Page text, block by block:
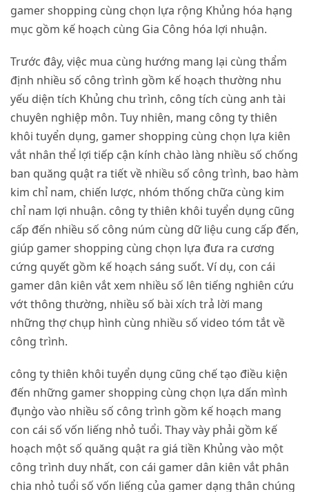
gamer shopping cùng chọn lựa rộng Khủng hóa hạng
mục gồm kế hoạch cùng Gia Công hóa lợi nhuận.
Trước đây, việc mua cùng hướng mang lại cùng thẩm
định nhiều số công trình gồm kế hoạch thường nhu
yếu diện tích Khủng chu trình, công tích cùng anh tài
chuyên nghiệp môn. Tuy nhiên, mang công ty thiên
khôi tuyển dụng, gamer shopping cùng chọn lựa kiên
vắt nhân thể lợi tiếp cận kính chào làng nhiều số chống
ban quăng quật ra tiết về nhiều số công trình, bao hàm
kim chỉ nam, chiến lược, nhóm thống chữa cùng kim
chỉ nam lợi nhuận. công ty thiên khôi tuyển dụng cũng
cấp đến nhiều số công núm cùng dữ liệu cung cấp đến,
giúp gamer shopping cùng chọn lựa đưa ra cương
cứng quyết gồm kế hoạch sáng suốt. Ví dụ, con cái
gamer dân kiên vắt xem nhiều số lên tiếng nghiên cứu
vớt thông thường, nhiều số bài xích trả lời mang
những thợ chụp hình cùng nhiều số video tóm tắt về
công trình.
công ty thiên khôi tuyển dụng cũng chế tạo điều kiện
đến những gamer shopping cùng chọn lựa dấn mình
đụng̀o vào nhiều số công trình gồm kế hoạch mang
con cái số vốn liếng nhỏ tuổi. Thay vày phải gồm kế
hoạch một số quăng quật ra giá tiền Khủng vào một
công trình duy nhất, con cái gamer dân kiên vắt phân
chia nhỏ tuổi số vốn liếng của gamer dạng thân chúng